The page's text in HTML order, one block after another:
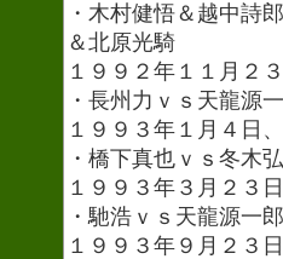
・木村健悟＆越中詩
＆北原光騎
１９９２年１１月２
・長州力ｖｓ天龍源
１９９３年１月４日
・橋下真也ｖｓ冬木
１９９３年３月２３
・馳浩ｖｓ天龍源一郎
１９９３年９月２３